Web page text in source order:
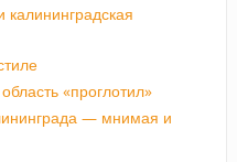
калининградская
«проглотил»
— мнимая и